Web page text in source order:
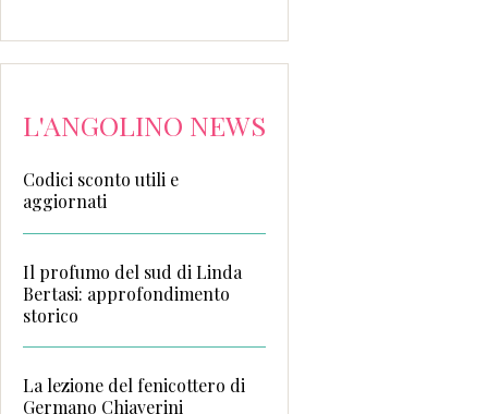
L'ANGOLINO NEWS
Codici sconto utili e
aggiornati
Il profumo del sud di Linda
Bertasi: approfondimento
storico
La lezione del fenicottero di
Germano Chiaverini